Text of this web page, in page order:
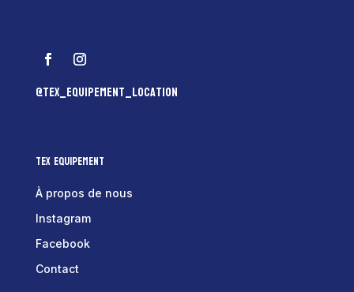
@tex_equipement_location
Tex Equipement
À propos de nous
Instagram
Facebook
Contact